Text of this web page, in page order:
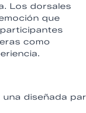
Los dorsales
que
como
diseñada